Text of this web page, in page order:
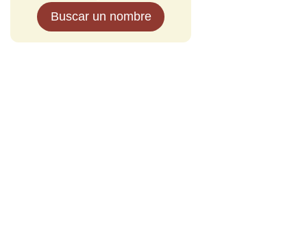
Buscar un nombre